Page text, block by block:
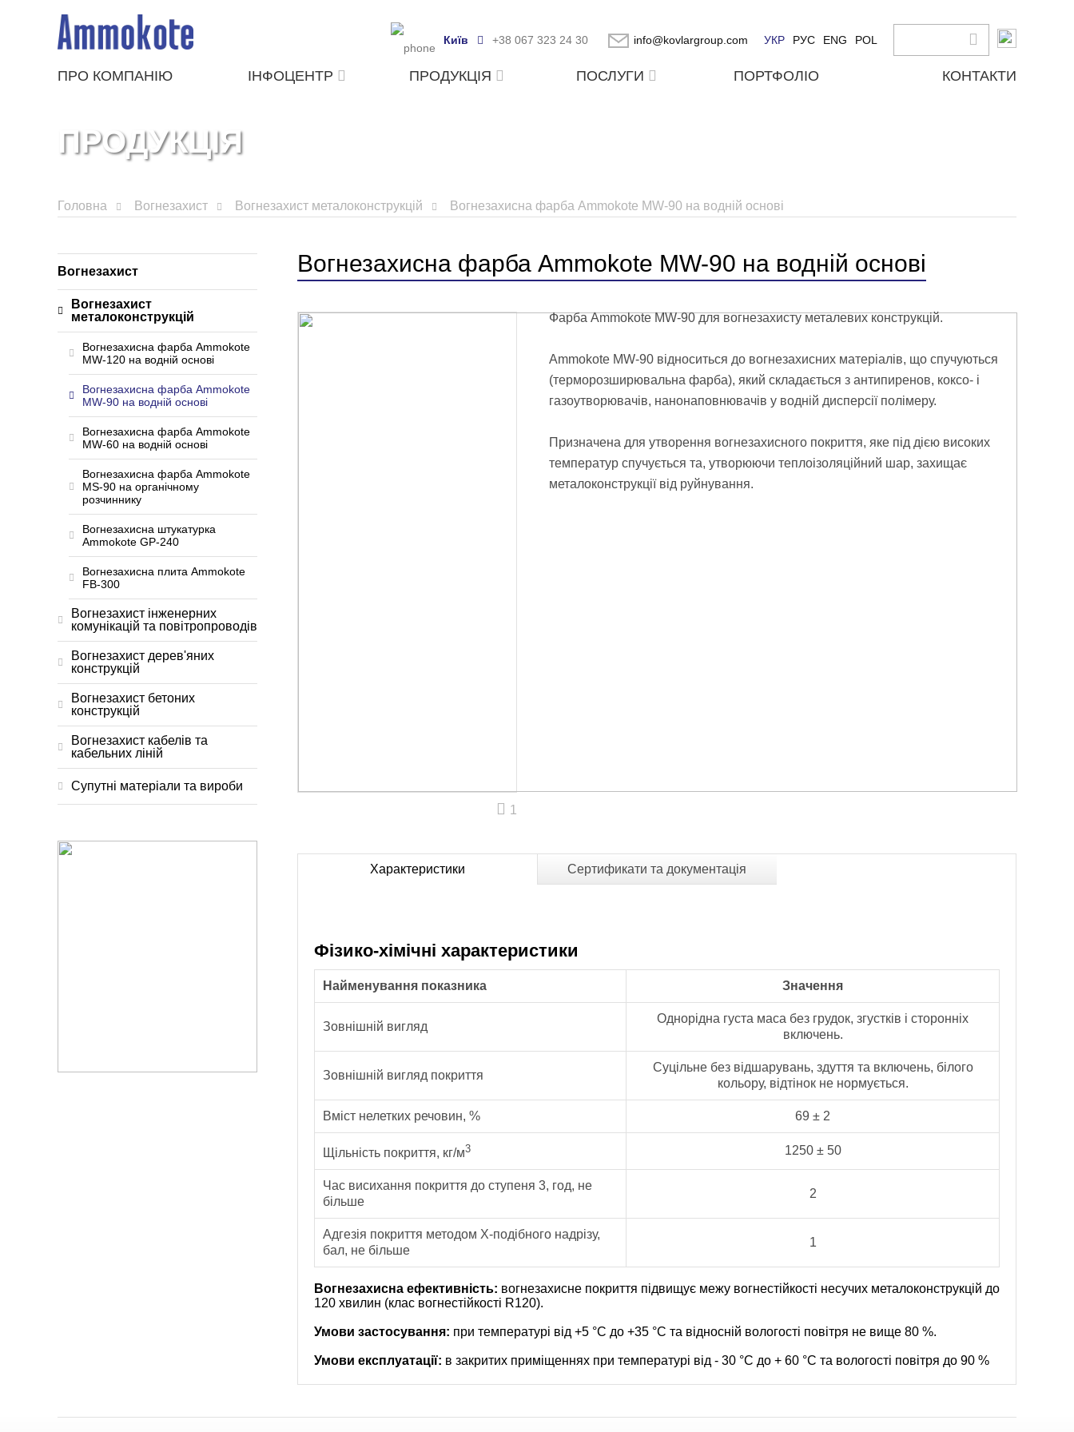
Київ +38 067 323 24 30 info@kovlargroup.com УКР РУС ENG POL
ПРО КОМПАНІЮ ІНФОЦЕНТР ПРОДУКЦІЯ ПОСЛУГИ ПОРТФОЛІО КОНТАКТИ
ПРОДУКЦІЯ
Головна Вогнезахист Вогнезахист металоконструкцій Вогнезахисна фарба Ammokote MW-90 на водній основі
Вогнезахист
Вогнезахист
металоконструкцій
Вогнезахисна фарба Ammokote
MW-120 на водній основі
Вогнезахисна фарба Ammokote
MW-90 на водній основі
Вогнезахисна фарба Ammokote
MW-60 на водній основі
Вогнезахисна фарба Ammokote
MS-90 на органічному
розчиннику
Вогнезахисна штукатурка
Ammokote GP-240
Вогнезахисна плита Ammokote
FB-300
Вогнезахист інженерних
комунікацій та повітропроводів
Вогнезахист дерев'яних
конструкцій
Вогнезахист бетоних
конструкцій
Вогнезахист кабелів та
кабельних ліній
Супутні матеріали та вироби
Вогнезахисна фарба Ammokote MW-90 на водній основі
1
Фарба Ammokote MW-90 для вогнезахисту металевих конструкцій.
Ammokote MW-90 відноситься до вогнезахисних матеріалів, що спучуються
(терморозширювальна фарба), який складається з антипиренов, коксо- і
газоутворювачів, нанонаповнювачів у водній дисперсії полімеру.
Призначена для утворення вогнезахисного покриття, яке під дією високих
температур спучується та, утворюючи теплоізоляційний шар, захищає
металоконструкції від руйнування.
Характеристики Сертификати та документація
Фізико-хімічні характеристики
Найменування показника Значення
Зовнішній вигляд
Однорідна густа маса без грудок, згустків і сторонніх
включень.
Зовнішній вигляд покриття
Суцільне без відшарувань, здуття та включень, білого
кольору, відтінок не нормується.
Вміст нелетких речовин, % 69 ± 2
Щільність покриття, кг/м3 1250 ± 50
Час висихання покриття до ступеня 3, год, не
більше
2
Адгезія покриття методом Х-подібного надрізу,
бал, не більше
1
Вогнезахисна ефективність: вогнезахисне покриття підвищує межу вогнестійкості несучих металоконструкцій до
120 хвилин (клас вогнестійкості R120).
Умови застосування: при температурі від +5 °С до +35 °С та відносній вологості повітря не вище 80 %.
Умови експлуатації: в закритих приміщеннях при температурі від - 30 °С до + 60 °С та вологості повітря до 90 %